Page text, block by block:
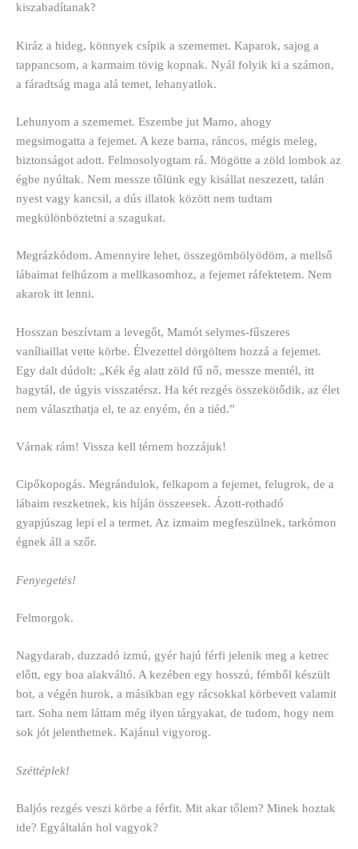
kiszabadítanak?
Kiráz a hideg, könnyek csípik a szememet. Kaparok, sajog a
tappancsom, a karmaim tövig kopnak. Nyál folyik ki a számon,
a fáradtság maga alá temet, lehanyatlok.
Lehunyom a szememet. Eszembe jut Mamo, ahogy
megsimogatta a fejemet. A keze barna, ráncos, mégis meleg,
biztonságot adott. Felmosolyogtam rá. Mögötte a zöld lombok az
égbe nyúltak. Nem messze tőlünk egy kisállat neszezett, talán
nyest vagy kancsil, a dús illatok között nem tudtam
megkülönböztetni a szagukat.
Megrázkódom. Amennyire lehet, összegömbölyödöm, a mellső
lábaimat felhúzom a mellkasomhoz, a fejemet ráfektetem. Nem
akarok itt lenni.
Hosszan beszívtam a levegőt, Mamót selymes-fűszeres
vaníliaillat vette körbe. Élvezettel dörgöltem hozzá a fejemet.
Egy dalt dúdolt: „Kék ég alatt zöld fű nő, messze mentél, itt
hagytál, de úgyis visszatérsz. Ha két rezgés összekötődik, az élet
nem választhatja el, te az enyém, én a tiéd.”
Várnak rám! Vissza kell térnem hozzájuk!
Cipőkopogás. Megrándulok, felkapom a fejemet, felugrok, de a
lábaim reszketnek, kis híján összeesek. Ázott-rothadó
gyapjúszag lepi el a termet. Az izmaim megfeszülnek, tarkómon
égnek áll a szőr.
Fenyegetés!
Felmorgok.
Nagydarab, duzzadó izmú, gyér hajú férfi jelenik meg a ketrec
előtt, egy boa alakváltó. A kezében egy hosszú, fémből készült
bot, a végén hurok, a másikban egy rácsokkal körbevett valamit
tart. Soha nem láttam még ilyen tárgyakat, de tudom, hogy nem
sok jót jelenthetnek. Kajánul vigyorog.
Széttéplek!
Baljós rezgés veszi körbe a férfit. Mit akar tőlem? Minek hoztak
ide? Egyáltalán hol vagyok?